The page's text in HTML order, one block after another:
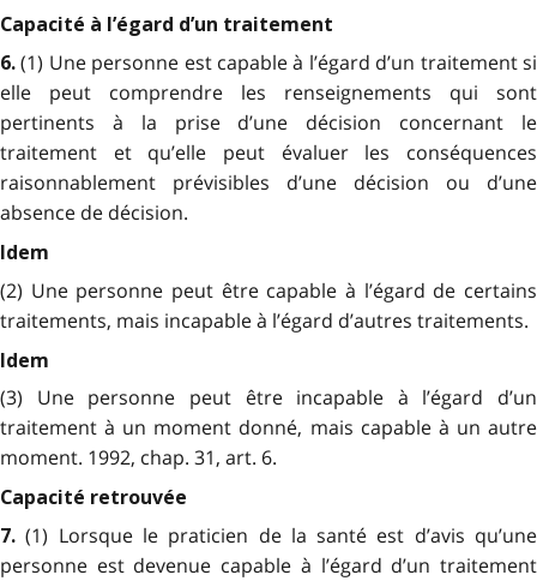
Capacité à l’égard d’un traitement
6.(1) Une personne est capable à l’égard d’un traitement si
elle peut comprendre les renseignements qui sont
pertinents à la prise d’une décision concernant le
traitement et qu’elle peut évaluer les conséquences
raisonnablement prévisibles d’une décision ou d’une
absence de décision.
Idem
(2) Une personne peut être capable à l’égard de certains
traitements, mais incapable à l’égard d’autres traitements.
Idem
(3) Une personne peut être incapable à l’égard d’un
traitement à un moment donné, mais capable à un autre
moment. 1992, chap. 31, art. 6.
Capacité retrouvée
7.(1) Lorsque le praticien de la santé est d’avis qu’une
personne est devenue capable à l’égard d’un traitement